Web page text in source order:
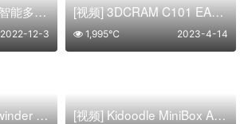
[视频] Zmorph Fab 智能多功能 3D打印机
2022-12-3
[视频] 3DCRAM C101 EASY LAB – 开发您自己的陶瓷3D打印流程
2023-4-14
1,995℃
[视频] Artillery Sidewinder X2 含自主研发ABL自动调平的FDM 3D打印机 [视频] Kidoodle MiniBox A1儿童3D打印机 专为儿童设计